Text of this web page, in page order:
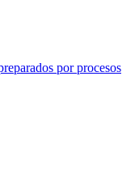
por procesos